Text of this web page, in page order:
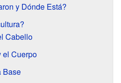
y Dónde Está?
Cabello
el Cuerpo
Base